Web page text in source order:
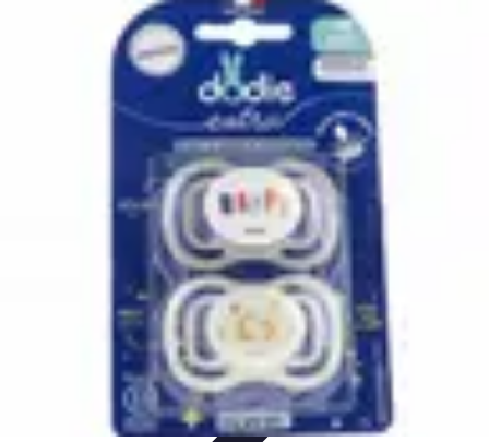
Purification et Bien-êtreFamille et Relations Bien-être
Purification et Spiritualité
Rituels Coréens